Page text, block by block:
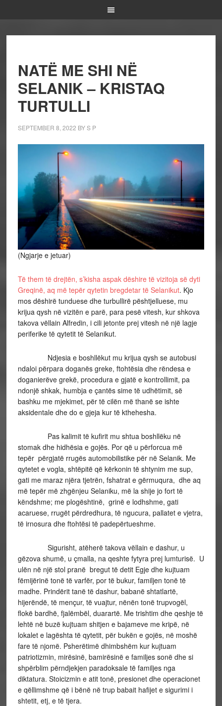
NATË ME SHI NË
SELANIK – KRISTAQ
TURTULLI
SEPTEMBER 8, 2022 BYS P
(Ngjarje e jetuar)
Të them të drejtën, s’kisha aspak dëshire të vizitoja së dyti
Greqinë, aq më tepër qytetin bregdetar të Selanikut. Kjo
mos dëshirë tunduese dhe turbullirë pështjelluese, mu
krijua qysh në vizitën e parë, para pesë vitesh, kur shkova
takova vëllain Alfredin, i cili jetonte prej vitesh në një lagje
periferike të qytetit të Selanikut.
Ndjesia e boshllëkut mu krijua qysh se autobusi
ndaloi përpara doganës greke, ftohtësia dhe rëndesa e
doganierëve grekë, procedura e gjatë e kontrollimit, pa
ndonjë shkak, humbja e çantës sime të udhëtimit, së
bashku me mjekimet, për të cilën më thanë se ishte
aksidentale dhe do e gjeja kur të kthehesha.
Pas kalimit të kufirit mu shtua boshllëku në
stomak dhe hidhësia e gojës. Por që u përforcua më
tepër përgjatë rrugës automobilistike për në Selanik. Me
qytetet e vogla, shtëpitë që kërkonin të shtynim me sup,
gati me maraz njëra tjetrën, fshatrat e gërmuqura, dhe aq
më tepër më zhgënjeu Selaniku, më la shije jo fort të
këndshme; me plogështinë, grinë e lodhshme, gati
acaruese, rrugët përdredhura, të ngucura, pallatet e vjetra,
të irnosura dhe ftohtësi të padepërtueshme.
Sigurisht, atëherë takova vëllain e dashur, u
gëzova shumë, u çmalla, na qeshte fytyra prej lumturisë. U
ulën në një stol pranë bregut të detit Egje dhe kujtuam
fëmijërinë tonë të varfër, por të bukur, familjen tonë të
madhe. Prindërit tanë të dashur, babanë shtatlartë,
hijerëndë, të mençur, të vuajtur, nënën tonë trupvogël,
flokë bardhë, fjalëmbël, duarartë. Me trishtim dhe qeshje të
lehtë në buzë kujtuam shitjen e bajameve me kripë, në
lokalet e lagështa të qytetit, për bukën e gojës, në moshë
fare të njomë. Psherëtimë dhimbshëm kur kujtuam
patriotizmin, mirësinë, bamirësinë e familjes sonë dhe si
shpërblim përndjekjen paradoksale të familjes nga
diktatura. Stoicizmin e atit tonë, presionet dhe operacionet
e qëllimshme që i bënë në trup babait hafijet e sigurimi i
shtetit, etj, e të tjera.